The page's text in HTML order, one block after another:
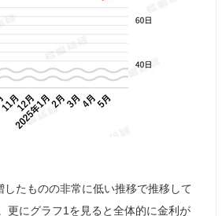
たものの非常に低い推移で推移して
更にグラフ1を見ると全体的に金利が